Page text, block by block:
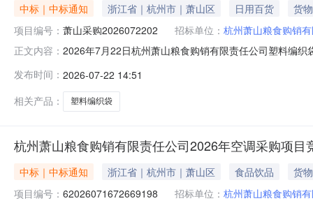
中标｜中标通知 浙江省｜杭州市｜萧山区 日用百货
货物
项目编号： 萧山采购2026072202 招标单位： 杭州萧山粮食购销
正文内容： 2026年7月22日杭州萧山粮食购销有限责任公司塑料编
50kg装）起拍11000元/万条，最高成交价11000元/万条
发布时间： 2026-07-22 14:51
相关产品：
塑料编织袋
杭州萧山粮食购销有限责任公司2026年空调采购项目
中标｜中标通知 浙江省｜杭州市｜萧山区 食品饮品
货物
项目编号： 62026071672669198 招标单位： 杭州萧山粮食购销